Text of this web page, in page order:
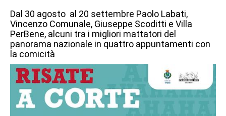
Dal 30 agosto al 20 settembre Paolo Labati,
Vincenzo Comunale, Giuseppe Scoditti e Villa
PerBene, alcuni tra i migliori mattatori del
panorama nazionale in quattro appuntamenti con
la comicità